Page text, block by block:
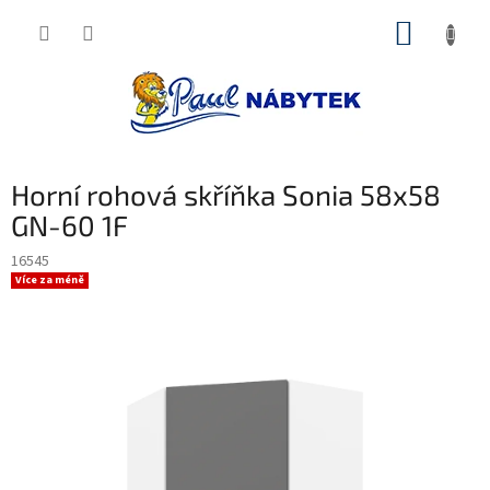
Horní rohová skříňka Sonia 58x58
GN-60 1F
16545
Více za méně